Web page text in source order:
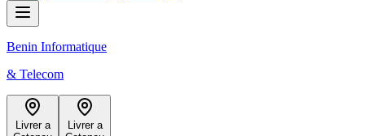
Benin Informatique
& Telecom
Livrer a
Livrer a